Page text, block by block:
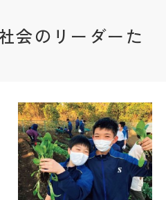
会のリーダーた